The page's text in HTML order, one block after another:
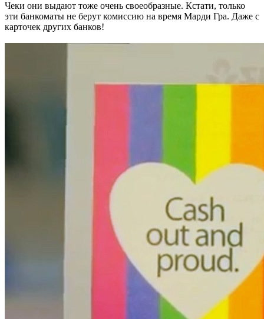
Чеки они выдают тоже очень своеобразные. Кстати, только
эти банкоматы не берут комиссию на время Марди Гра. Даже с
карточек других банков!